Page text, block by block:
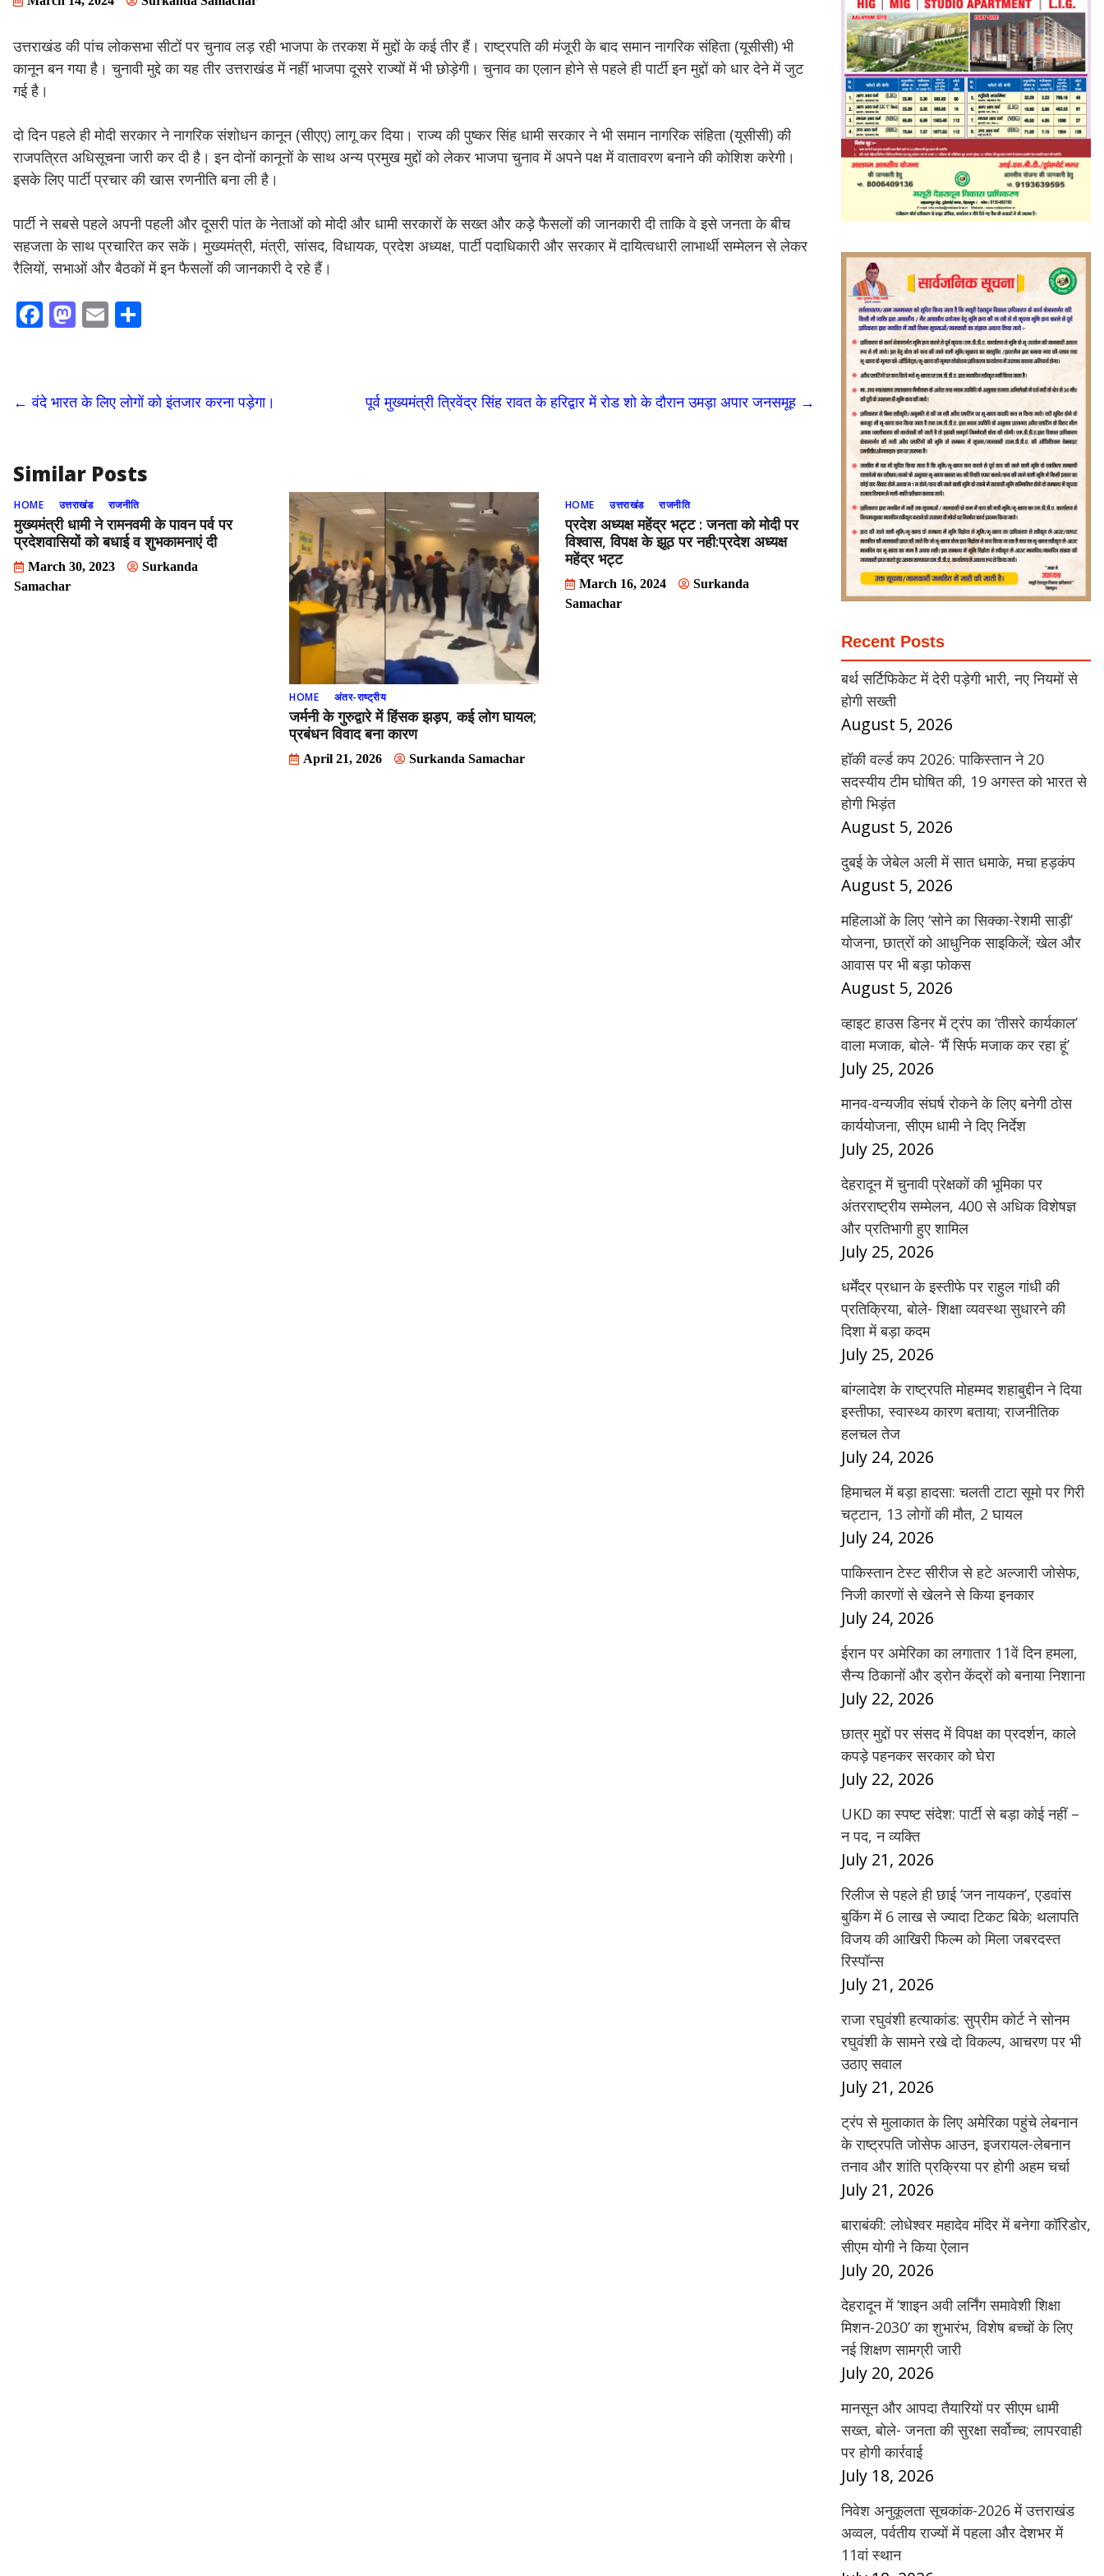
उत्तराखंड की पांच लोकसभा सीटों पर चुनाव लड़ रही भाजपा के तरकश में मुद्दों के कई तीर हैं। राष्ट्रपति की मंजूरी के बाद समान नागरिक संहिता (यूसीसी) भी
कानून बन गया है। चुनावी मुद्दे का यह तीर उत्तराखंड में नहीं भाजपा दूसरे राज्यों में भी छोड़ेगी। चुनाव का एलान होने से पहले ही पार्टी इन मुद्दों को धार देने में जुट
गई है।
दो दिन पहले ही मोदी सरकार ने नागरिक संशोधन कानून (सीएए) लागू कर दिया। राज्य की पुष्कर सिंह धामी सरकार ने भी समान नागरिक संहिता (यूसीसी) की
राजपत्रित अधिसूचना जारी कर दी है। इन दोनों कानूनों के साथ अन्य प्रमुख मुद्दों को लेकर भाजपा चुनाव में अपने पक्ष में वातावरण बनाने की कोशिश करेगी।
इसके लिए पार्टी प्रचार की खास रणनीति बना ली है।
पार्टी ने सबसे पहले अपनी पहली और दूसरी पांत के नेताओं को मोदी और धामी सरकारों के सख्त और कड़े फैसलों की जानकारी दी ताकि वे इसे जनता के बीच
सहजता के साथ प्रचारित कर सकें। मुख्यमंत्री, मंत्री, सांसद, विधायक, प्रदेश अध्यक्ष, पार्टी पदाधिकारी और सरकार में दायित्वधारी लाभार्थी सम्मेलन से लेकर
रैलियों, सभाओं और बैठकों में इन फैसलों की जानकारी दे रहे हैं।
F
b
o
k
M
d
o
E
l e
← वंदे भारत के लिए लोगों को इंतजार करना पड़ेगा। पूर्व मुख्यमंत्री त्रिवेंद्र सिंह रावत के हरिद्वार में रोड शो के दौरान उमड़ा अपार जनसमूह →
Similar Posts
HOME उत्तराखंड राजनीति
मुख्यमंत्री धामी ने रामनवमी के पावन पर्व पर
प्रदेशवासियों को बधाई व शुभकामनाएं दी
March 30, 2023
Surkanda
Samachar
HOME अंतर-राष्ट्रीय
जर्मनी के गुरुद्वारे में हिंसक झड़प, कई लोग घायल;
प्रबंधन विवाद बना कारण
April 21, 2026 Surkanda Samachar
HOME उत्तराखंड राजनीति
प्रदेश अध्यक्ष महेंद्र भट्ट : जनता को मोदी पर
विश्वास, विपक्ष के झूठ पर नही:प्रदेश अध्यक्ष
महेंद्र भट्ट
March 16, 2024
Surkanda
Samachar
Recent Posts
बर्थ सर्टिफिकेट में देरी पड़ेगी भारी, नए नियमों से
होगी सख्ती
August 5, 2026
हॉकी वर्ल्ड कप 2026: पाकिस्तान ने 20
सदस्यीय टीम घोषित की, 19 अगस्त को भारत से
होगी भिड़ंत
August 5, 2026
दुबई के जेबेल अली में सात धमाके, मचा हड़कंप
August 5, 2026
महिलाओं के लिए ‘सोने का सिक्का-रेशमी साड़ी’
योजना, छात्रों को आधुनिक साइकिलें; खेल और
आवास पर भी बड़ा फोकस
August 5, 2026
व्हाइट हाउस डिनर में ट्रंप का ‘तीसरे कार्यकाल’
वाला मजाक, बोले- ‘मैं सिर्फ मजाक कर रहा हूं’
July 25, 2026
मानव-वन्यजीव संघर्ष रोकने के लिए बनेगी ठोस
कार्ययोजना, सीएम धामी ने दिए निर्देश
July 25, 2026
देहरादून में चुनावी प्रेक्षकों की भूमिका पर
अंतरराष्ट्रीय सम्मेलन, 400 से अधिक विशेषज्ञ
और प्रतिभागी हुए शामिल
July 25, 2026
धर्मेंद्र प्रधान के इस्तीफे पर राहुल गांधी की
प्रतिक्रिया, बोले- शिक्षा व्यवस्था सुधारने की
दिशा में बड़ा कदम
July 25, 2026
बांग्लादेश के राष्ट्रपति मोहम्मद शहाबुद्दीन ने दिया
इस्तीफा, स्वास्थ्य कारण बताया; राजनीतिक
हलचल तेज
July 24, 2026
हिमाचल में बड़ा हादसा: चलती टाटा सूमो पर गिरी
चट्टान, 13 लोगों की मौत, 2 घायल
July 24, 2026
पाकिस्तान टेस्ट सीरीज से हटे अल्जारी जोसेफ,
निजी कारणों से खेलने से किया इनकार
July 24, 2026
ईरान पर अमेरिका का लगातार 11वें दिन हमला,
सैन्य ठिकानों और ड्रोन केंद्रों को बनाया निशाना
July 22, 2026
छात्र मुद्दों पर संसद में विपक्ष का प्रदर्शन, काले
कपड़े पहनकर सरकार को घेरा
July 22, 2026
UKD का स्पष्ट संदेश: पार्टी से बड़ा कोई नहीं –
न पद, न व्यक्ति
July 21, 2026
रिलीज से पहले ही छाई ‘जन नायकन’, एडवांस
बुकिंग में 6 लाख से ज्यादा टिकट बिके; थलापति
विजय की आखिरी फिल्म को मिला जबरदस्त
रिस्पॉन्स
July 21, 2026
राजा रघुवंशी हत्याकांड: सुप्रीम कोर्ट ने सोनम
रघुवंशी के सामने रखे दो विकल्प, आचरण पर भी
उठाए सवाल
July 21, 2026
ट्रंप से मुलाकात के लिए अमेरिका पहुंचे लेबनान
के राष्ट्रपति जोसेफ आउन, इजरायल-लेबनान
तनाव और शांति प्रक्रिया पर होगी अहम चर्चा
July 21, 2026
बाराबंकी: लोधेश्वर महादेव मंदिर में बनेगा कॉरिडोर,
सीएम योगी ने किया ऐलान
July 20, 2026
देहरादून में ‘शाइन अवी लर्निंग समावेशी शिक्षा
मिशन-2030’ का शुभारंभ, विशेष बच्चों के लिए
नई शिक्षण सामग्री जारी
July 20, 2026
मानसून और आपदा तैयारियों पर सीएम धामी
सख्त, बोले- जनता की सुरक्षा सर्वोच्च; लापरवाही
पर होगी कार्रवाई
July 18, 2026
निवेश अनुकूलता सूचकांक-2026 में उत्तराखंड
अव्वल, पर्वतीय राज्यों में पहला और देशभर में
11वां स्थान